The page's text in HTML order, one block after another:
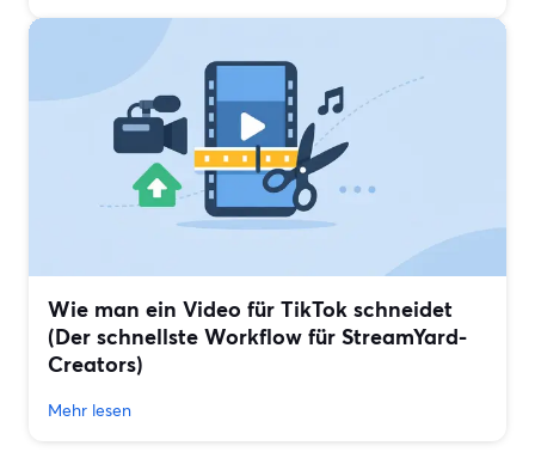
Wie man ein Video für TikTok schneidet
(Der schnellste Workflow für StreamYard-
Creators)
Mehr lesen